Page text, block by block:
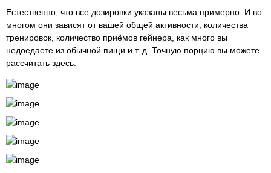
Естественно, что все дозировки указаны весьма примерно. И во
многом они зависят от вашей общей активности, количества
тренировок, количество приёмов гейнера, как много вы
недоедаете из обычной пищи и т. д. Точную порцию вы можете
рассчитать здесь.